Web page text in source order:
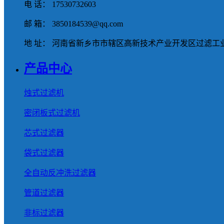
电 话： 17530732603
邮 箱： 3850184539@qq.com
地 址： 河南省新乡市市辖区高新技术产业开发区过滤工
产品中心
烛式过滤机
密闭板式过滤机
芯式过滤器
袋式过滤器
全自动反冲洗过滤器
管道过滤器
非标过滤器